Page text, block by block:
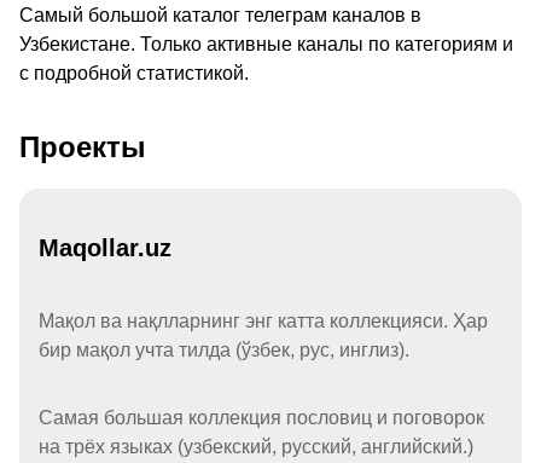
Самый большой каталог телеграм каналов в
Узбекистане. Только активные каналы по категориям и
с подробной статистикой.
Проекты
Maqollar.uz
Мақол ва нақлларнинг энг катта коллекцияси. Ҳар
бир мақол учта тилда (ўзбек, рус, инглиз).
Самая большая коллекция пословиц и поговорок
на трёх языках (узбекский, русский, английский.)